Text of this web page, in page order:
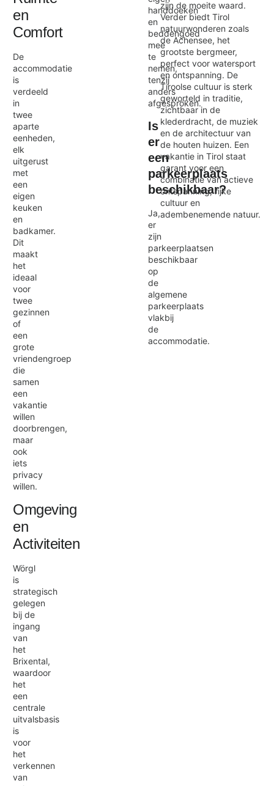
en
Comfort
De
accommodatie
is
verdeeld
in
twee
aparte
eenheden,
elk
uitgerust
met
een
eigen
keuken
en
badkamer.
Dit
maakt
het
ideaal
voor
twee
gezinnen
of
een
grote
vriendengroep
die
samen
een
vakantie
willen
doorbrengen,
maar
ook
iets
privacy
willen.
Omgeving
en
Activiteiten
Wörgl
is
strategisch
gelegen
bij de
ingang
van
het
Brixental,
waardoor
het
een
centrale
uitvalsbasis
is
voor
het
verkennen
van
handdoeken
en
beddengoed
mee
te
nemen,
tenzij
anders
afgesproken.
Is
er
een
parkeerplaats
beschikbaar?
Ja,
er
zijn
parkeerplaatsen
beschikbaar
op
de
algemene
parkeerplaats
vlakbij
de
accommodatie.
zijn de moeite waard.
Verder biedt Tirol
natuurwonderen zoals
de Achensee, het
grootste bergmeer,
perfect voor watersport
en ontspanning. De
Tiroolse cultuur is sterk
geworteld in traditie,
zichtbaar in de
klederdracht, de muziek
en de architectuur van
de houten huizen. Een
vakantie in Tirol staat
garant voor een
combinatie van actieve
ontspanning, rijke
cultuur en
adembenemende natuur.